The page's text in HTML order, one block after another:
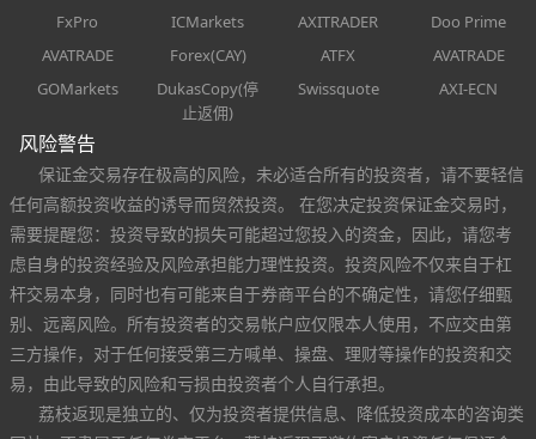
FxPro
ICMarkets AXITRADER
Doo Prime
AVATRADE
Forex(CAY) ATFX
AVATRADE
GOMarkets
DukasCopy(停
止返佣)
Swissquote AXI-ECN
风险警告
保证金交易存在极高的风险，未必适合所有的投资者，请不要轻信
任何高额投资收益的诱导而贸然投资。 在您决定投资保证金交易时，
需要提醒您：投资导致的损失可能超过您投入的资金，因此，请您考
虑自身的投资经验及风险承担能力理性投资。投资风险不仅来自于杠
杆交易本身，同时也有可能来自于券商平台的不确定性，请您仔细甄
别、远离风险。所有投资者的交易帐户应仅限本人使用，不应交由第
三方操作，对于任何接受第三方喊单、操盘、理财等操作的投资和交
易，由此导致的风险和亏损由投资者个人自行承担。
荔枝返现是独立的、仅为投资者提供信息、降低投资成本的咨询类